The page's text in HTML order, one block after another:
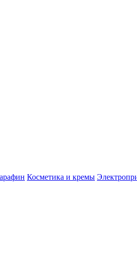
Косметика и кремы